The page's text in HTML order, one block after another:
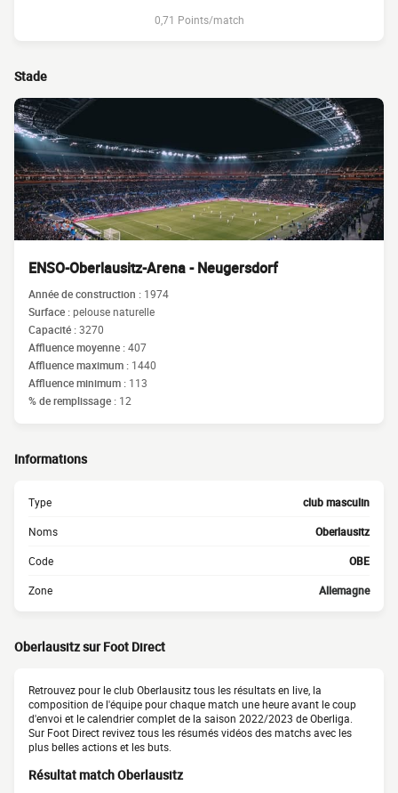
0,71 Points/match
Stade
ENSO-Oberlausitz-Arena - Neugersdorf
Année de construction : 1974
Surface :pelouse naturelle
Capacité :3270
Affluence moyenne :407
Affluence maximum : 1440
Affluence minimum : 113
% de remplissage : 12
Informations
Type club masculin
Noms Oberlausitz
Code OBE
Zone Allemagne
Oberlausitz sur Foot Direct
Retrouvez pour le club Oberlausitz tous les résultats en live, la
composition de l'équipe pour chaque match une heure avant le coup
d'envoi et le calendrier complet de la saison 2022/2023 de Oberliga.
Sur Foot Direct revivez tous les résumés vidéos des matchs avec les
plus belles actions et les buts.
Résultat match Oberlausitz